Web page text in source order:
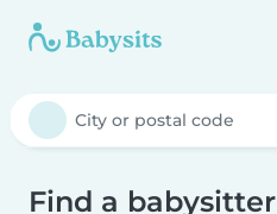
Find a babysitter